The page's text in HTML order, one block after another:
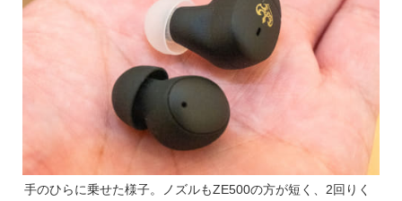
手のひらに乗せた様子。ノズルもZE500の方が短く、2回りく